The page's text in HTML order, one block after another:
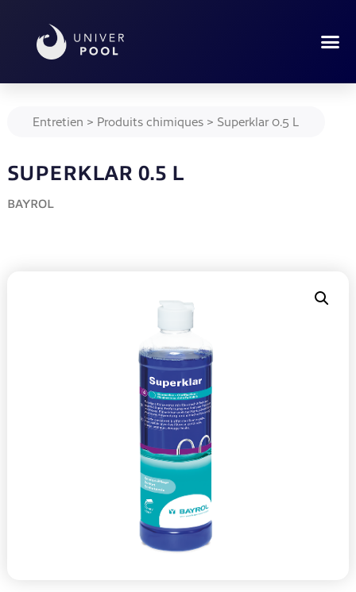
Entretien > Produits chimiques> Superklar 0.5 L
SUPERKLAR 0.5 L
BAYROL